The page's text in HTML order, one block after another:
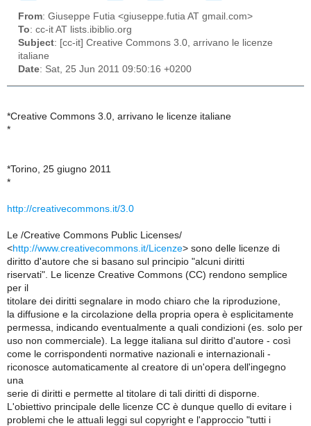
From: Giuseppe Futia <giuseppe.futia AT gmail.com>
To: cc-it AT lists.ibiblio.org
Subject: [cc-it] Creative Commons 3.0, arrivano le licenze
italiane
Date: Sat, 25 Jun 2011 09:50:16 +0200
*Creative Commons 3.0, arrivano le licenze italiane
*
*Torino, 25 giugno 2011
*
http://creativecommons.it/3.0
Le /Creative Commons Public Licenses/
<http://www.creativecommons.it/Licenze> sono delle licenze di
diritto d'autore che si basano sul principio "alcuni diritti
riservati". Le licenze Creative Commons (CC) rendono semplice
per il
titolare dei diritti segnalare in modo chiaro che la riproduzione,
la diffusione e la circolazione della propria opera è esplicitamente
permessa, indicando eventualmente a quali condizioni (es. solo per
uso non commerciale). La legge italiana sul diritto d'autore - così
come le corrispondenti normative nazionali e internazionali -
riconosce automaticamente al creatore di un'opera dell'ingegno
una
serie di diritti e permette al titolare di tali diritti di disporne.
L'obiettivo principale delle licenze CC è dunque quello di evitare i
problemi che le attuali leggi sul copyright e l'approccio "tutti i